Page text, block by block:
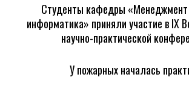
Студенты кафедры «Менеджмент
информатика» приняли участие в IX
научно-практической
У пожарных началась